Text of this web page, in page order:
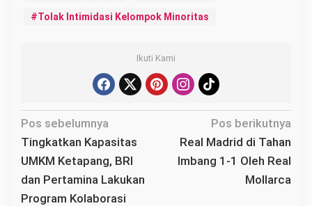
Tolak Intimidasi Kelompok Minoritas
Ikuti Kami
N
a
v
i
g
Pos sebelumnya
Tingkatkan Kapasitas
UMKM Ketapang, BRI
dan Pertamina Lakukan
Program Kolaborasi
Pos berikutnya
Real Madrid di Tahan
Imbang 1-1 Oleh Real
Mollarca